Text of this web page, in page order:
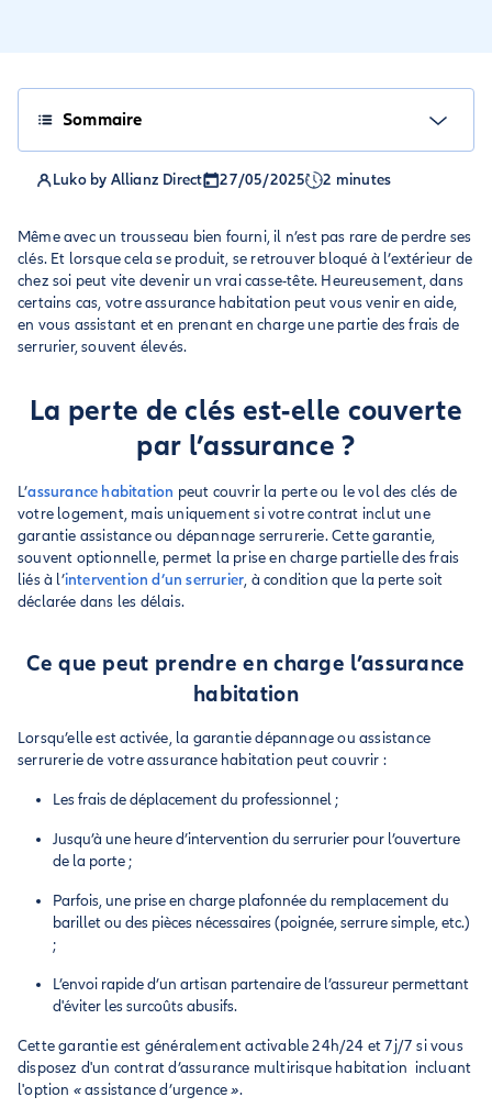
Sommaire
Luko by Allianz Direct 27/05/2025 2 minutes
Même avec un trousseau bien fourni, il n’est pas rare de perdre ses
clés. Et lorsque cela se produit, se retrouver bloqué à l’extérieur de
chez soi peut vite devenir un vrai casse-tête. Heureusement, dans
certains cas, votre assurance habitation peut vous venir en aide,
en vous assistant et en prenant en charge une partie des frais de
serrurier, souvent élevés.
La perte de clés est-elle couverte
par l’assurance ?
L’assurance habitation peut couvrir la perte ou le vol des clés de
votre logement, mais uniquement si votre contrat inclut une
garantie assistance ou dépannage serrurerie. Cette garantie,
souvent optionnelle, permet la prise en charge partielle des frais
liés à l’intervention d’un serrurier, à condition que la perte soit
déclarée dans les délais.
Ce que peut prendre en charge l’assurance
habitation
Lorsqu’elle est activée, la garantie dépannage ou assistance
serrurerie de votre assurance habitation peut couvrir :
Les frais de déplacement du professionnel ;
Jusqu’à une heure d’intervention du serrurier pour l’ouverture
de la porte ;
Parfois, une prise en charge plafonnée du remplacement du
barillet ou des pièces nécessaires (poignée, serrure simple, etc.)
;
L’envoi rapide d’un artisan partenaire de l’assureur permettant
d'éviter les surcoûts abusifs.
Cette garantie est généralement activable 24h/24 et 7j/7 si vous
disposez d'un contrat d’assurance multirisque habitation incluant
l'option «assistance d’urgence».